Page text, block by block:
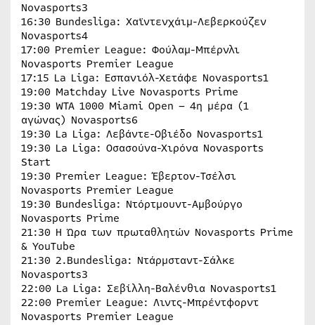
Novasports3
16:30 Bundesliga: Χαϊντενχάιμ-Λεβερκούζεν
Novasports4
17:00 Premier League: Φούλαμ-Μπέρνλι
Novasports Premier League
17:15 La Liga: Εσπανιόλ-Χετάφε Novasports1
19:00 Matchday Live Novasports Prime
19:30 WTA 1000 Miami Open – 4η μέρα (1
αγώνας) Novasports6
19:30 La Liga: Λεβάντε-Οβιέδο Novasports1
19:30 La Liga: Οσασούνα-Χιρόνα Novasports
Start
19:30 Premier League: Έβερτον-Τσέλσι
Novasports Premier League
19:30 Bundesliga: Ντόρτμουντ-Αμβούργο
Novasports Prime
21:30 H Ώρα των πρωταθλητών Novasports Prime
& YouTube
21:30 2.Bundesliga: Ντάρμσταντ-Σάλκε
Novasports3
22:00 La Liga: Σεβίλλη-Βαλένθια Novasports1
22:00 Premier League: Λιντς-Μπρέντφορντ
Novasports Premier League